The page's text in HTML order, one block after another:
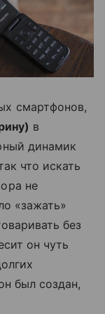
смартфонов,
в
динамик
что искать
не
«зажать»
без
он чуть
был создан,